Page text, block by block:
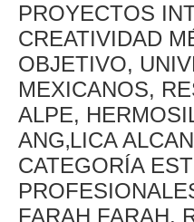
PROYECTOS
CREATIVIDAD
OBJETIVO,
MEXICANOS,
ALPE,
ANG‚LICA
CATEGORÍA
FARAH FARAH,